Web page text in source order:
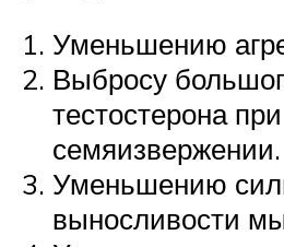
Уменьшению
Выбросу
тестостерона при
семяизвержении.
Уменьшению
выносливости